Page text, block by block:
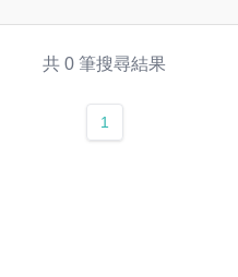
共 0 筆搜尋結果
1